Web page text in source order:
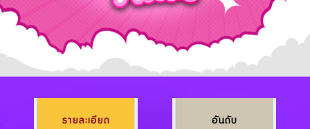
รายละเอียด อันดับ